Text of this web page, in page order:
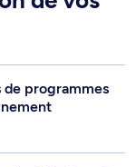
de programmes